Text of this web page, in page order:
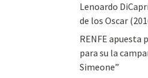
Lenoardo
de los Oscar
RENFE
para su la
Simeone”